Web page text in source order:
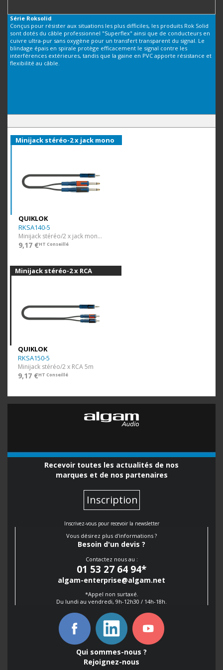
Série Roksolid
Conçus pour résister aux situations les plus difficiles, les produits Rok Solid
sont dotés du câble professionnel "Superflex" ainsi que de conducteurs en
cuivre ultra-pur sans oxygène pour un transfert transparent du signal. Le
blindage épais en spirale protège efficacement le signal contre les
interférences extérieures, tandis que la gaine en PVC apporte résistance et
flexibilité au câble.
Minijack stéréo-2 x jack mono
QUIKLOK
RKSA140-5
Minijack stéréo/2 x jack mono 5m
9,17 €HT Conseillé
Minijack stéréo-2 x RCA
QUIKLOK
RKSA150-5
Minijack stéréo/2 x RCA 5m
9,17 €HT Conseillé
Recevoir toutes les actualités de nos
marques et de nos partenaires
Inscription
Inscrivez-vous pour recevoir la newsletter
Vous désirez plus d'informations ?
Besoin d'un devis ?
Contactez nous au :
01 53 27 64 94*
algam-enterprise@algam.net
*Appel non surtaxé.
Du lundi au vendredi, 9h-12h30 / 14h-18h.
Qui sommes-nous ?
Rejoignez-nous